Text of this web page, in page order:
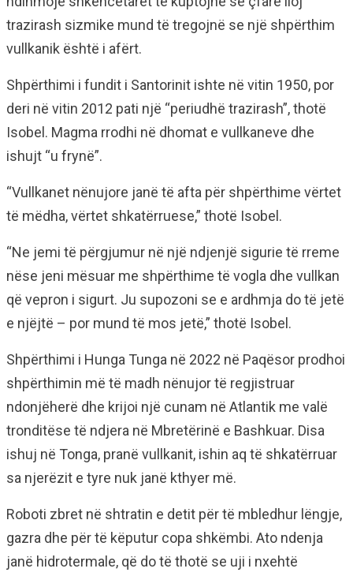
trazirash sizmike mund të tregojnë se një shpërthim
vullkanik është i afërt.
Shpërthimi i fundit i Santorinit ishte në vitin 1950, por
deri në vitin 2012 pati një “periudhë trazirash”, thotë
Isobel. Magma rrodhi në dhomat e vullkaneve dhe
ishujt “u frynë”.
“Vullkanet nënujore janë të afta për shpërthime vërtet
të mëdha, vërtet shkatërruese,” thotë Isobel.
“Ne jemi të përgjumur në një ndjenjë sigurie të rreme
nëse jeni mësuar me shpërthime të vogla dhe vullkan
që vepron i sigurt. Ju supozoni se e ardhmja do të jetë
e njëjtë – por mund të mos jetë,” thotë Isobel.
Shpërthimi i Hunga Tunga në 2022 në Paqësor prodhoi
shpërthimin më të madh nënujor të regjistruar
ndonjëherë dhe krijoi një cunam në Atlantik me valë
tronditëse të ndjera në Mbretërinë e Bashkuar. Disa
ishuj në Tonga, pranë vullkanit, ishin aq të shkatërruar
sa njerëzit e tyre nuk janë kthyer më.
Roboti zbret në shtratin e detit për të mbledhur lëngje,
gazra dhe për të këputur copa shkëmbi. Ato ndenja
janë hidrotermale, që do të thotë se uji i nxehtë